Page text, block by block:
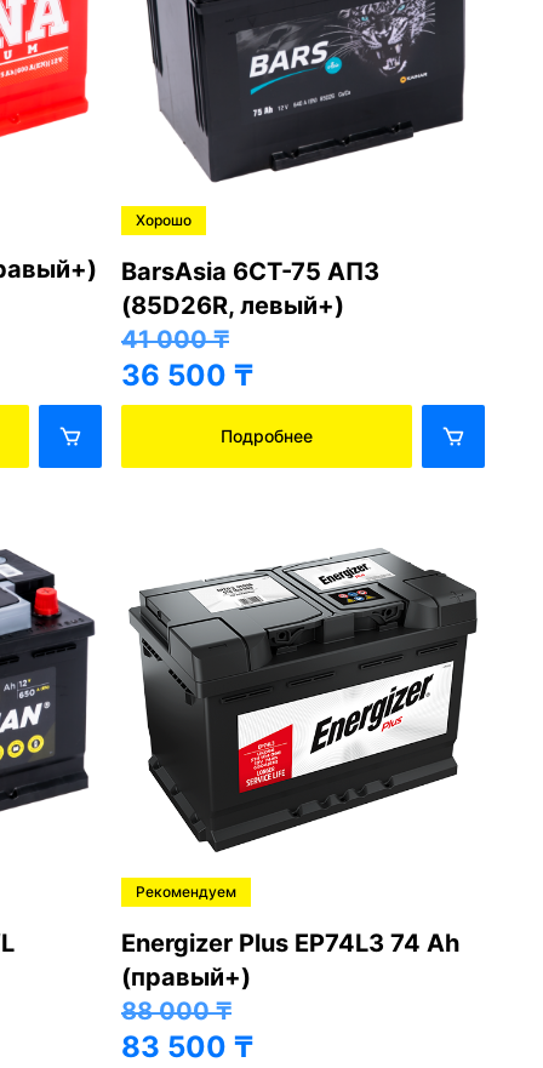
Хорошо
BarsAsia 6СТ-75 АПЗ
(85D26R, левый+)
41 000₸
36 500 ₸
Подробнее
Рекомендуем
Energizer Plus EP74L3 74 Ah
(правый+)
88 000₸
83 500 ₸